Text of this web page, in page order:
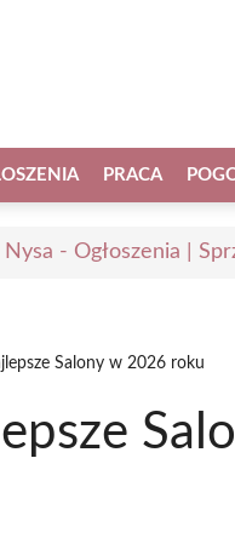
PRACA
Nysa - Ogłoszenia |
Salony w 2026 roku